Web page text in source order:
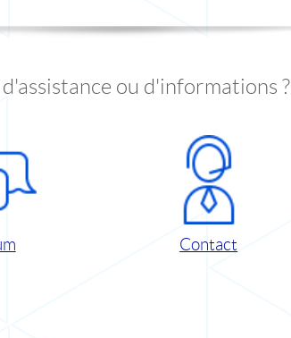
d'assistance ou d'informations ?
Contact